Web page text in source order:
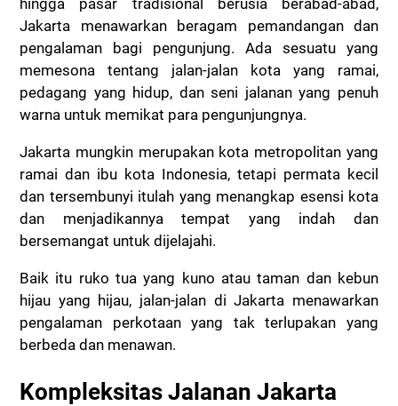
Jakarta menawarkan beragam pemandangan dan
pengalaman bagi pengunjung. Ada sesuatu yang
memesona tentang jalan-jalan kota yang ramai,
pedagang yang hidup, dan seni jalanan yang penuh
warna untuk memikat para pengunjungnya.
Jakarta mungkin merupakan kota metropolitan yang
ramai dan ibu kota Indonesia, tetapi permata kecil
dan tersembunyi itulah yang menangkap esensi kota
dan menjadikannya tempat yang indah dan
bersemangat untuk dijelajahi.
Baik itu ruko tua yang kuno atau taman dan kebun
hijau yang hijau, jalan-jalan di Jakarta menawarkan
pengalaman perkotaan yang tak terlupakan yang
berbeda dan menawan.
Kompleksitas Jalanan Jakarta